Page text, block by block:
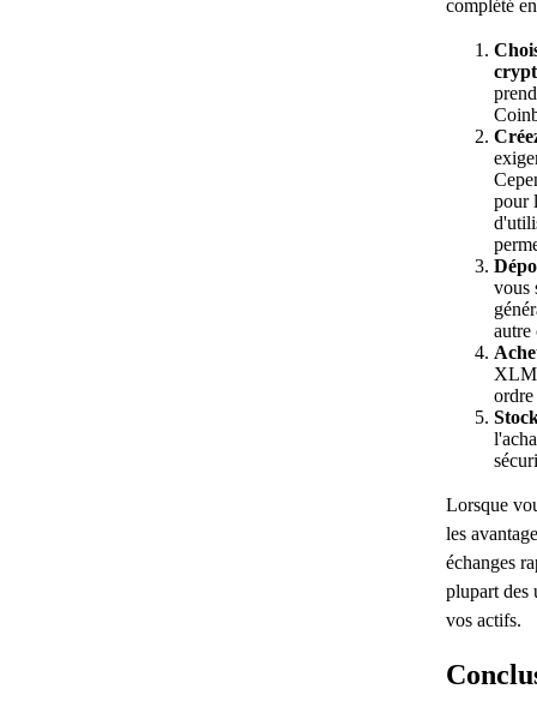
complété
pour
vous
autre
XLM
Lorsque
les
échanges
plupart des
vos actifs.